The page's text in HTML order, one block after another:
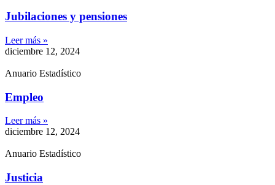
Jubilaciones y pensiones
Leer más »
diciembre 12, 2024
Anuario Estadístico
Empleo
Leer más »
diciembre 12, 2024
Anuario Estadístico
Justicia